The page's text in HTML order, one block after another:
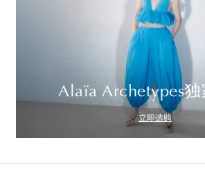
Alaïa Archetypes独
立即选购